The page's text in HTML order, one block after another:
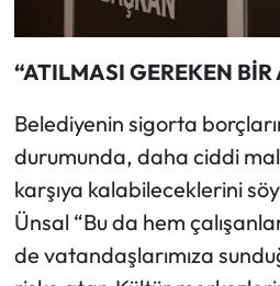
“ATILMASI GEREKEN BİR
Belediyenin sigorta
durumunda, daha ciddi
karşıya kalabileceklerini
Ünsal “Bu da hem
de vatandaşlarımıza